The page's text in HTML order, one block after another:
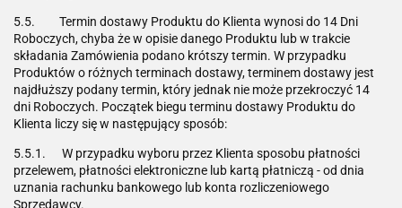
5.5. Termin dostawy Produktu do Klienta wynosi do 14 Dni
Roboczych, chyba że w opisie danego Produktu lub w trakcie
składania Zamówienia podano krótszy termin. W przypadku
Produktów o różnych terminach dostawy, terminem dostawy jest
najdłuższy podany termin, który jednak nie może przekroczyć 14
dni Roboczych. Początek biegu terminu dostawy Produktu do
Klienta liczy się w następujący sposób:
5.5.1. W przypadku wyboru przez Klienta sposobu płatności
przelewem, płatności elektroniczne lub kartą płatniczą - od dnia
uznania rachunku bankowego lub konta rozliczeniowego
Sprzedawcy.